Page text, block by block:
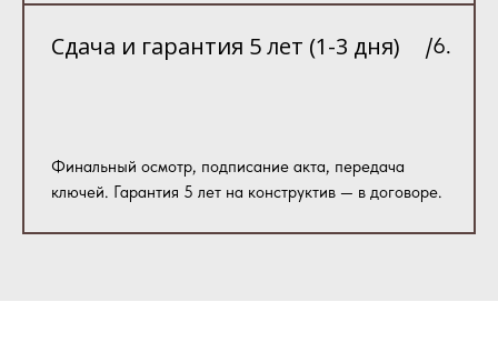
Сдача и гарантия 5 лет (1-3 дня) /6.
Финальный осмотр, подписание акта, передача
ключей. Гарантия 5 лет на конструктив — в договоре.